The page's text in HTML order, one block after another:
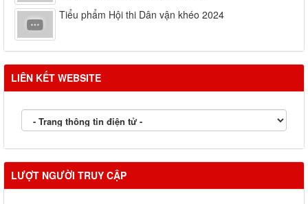
Tiểu phẩm Hội thi Dân vận khéo 2024
LIÊN KẾT WEBSITE
LƯỢT NGƯỜI TRUY CẬP